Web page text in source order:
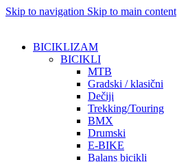
Skip to navigation Skip to main content
BICIKLIZAM
BICIKLI
MTB
Gradski / klasični
Dečiji
Trekking/Touring
BMX
Drumski
E-BIKE
Balans bicikli